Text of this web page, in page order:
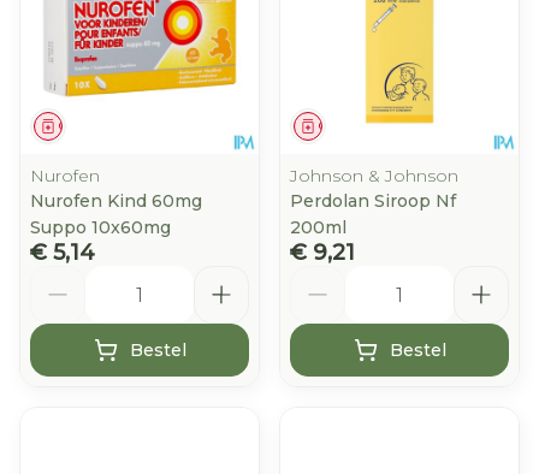
Geneesmiddel
Nurofen
Nurofen Kind 60mg
Suppo 10x60mg
€ 5,14
Bestel
Geneesmiddel
Johnson & Johnson
Perdolan Siroop Nf
200ml
€ 9,21
Bestel